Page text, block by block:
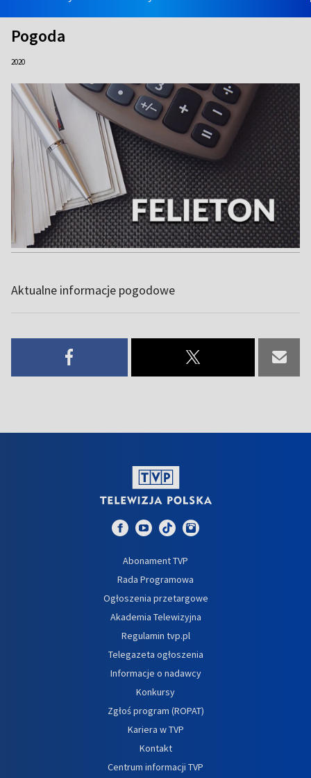
Pogoda
2020
Aktualne informacje pogodowe
Abonament TVP
Rada Programowa
Ogłoszenia przetargowe
Akademia Telewizyjna
Regulamin tvp.pl
Telegazeta ogłoszenia
Informacje o nadawcy
Konkursy
Zgłoś program (ROPAT)
Kariera w TVP
Kontakt
Centrum informacji TVP